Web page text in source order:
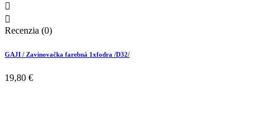


Recenzia (0)
GAJI / Zavinovačka farebná 1xfodra /D32/
19,80 €